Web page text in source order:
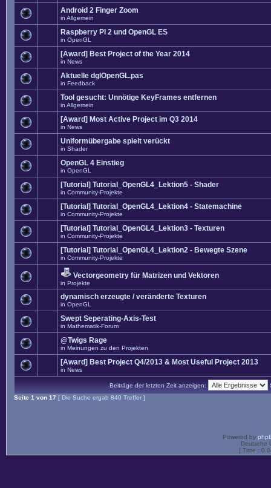
Android 2 Finger Zoom
in Allgemein
Raspberry PI 2 und OpenGL ES
in OpenGL
[Award] Best Project of the Year 2014
in News
Aktuelle dglOpenGL.pas
in Feedback
Tool gesucht: Unnötige KeyFrames entfernen
in Allgemein
[Award] Most Active Project im Q3 2014
in News
Uniformübergabe spielt verückt
in Shader
OpenGL 4 Einstieg
in OpenGL
[Tutorial] Tutorial_OpenGL4_Lektion5 - Shader
in Community-Projekte
[Tutorial] Tutorial_OpenGL4_Lektion4 - Statemachine
in Community-Projekte
[Tutorial] Tutorial_OpenGL4_Lektion3 - Texturen
in Community-Projekte
[Tutorial] Tutorial_OpenGL4_Lektion2 - Bewegte Szene
in Community-Projekte
Vectorgeometry für Matrizen und Vektoren
in Projekte
dynamisch erzeugte / veränderte Texturen
in OpenGL
Swept Seperating-Axis-Test
in Mathematik-Forum
@Twigs Rage
in Meinungen zu den Projekten
[Award] Best Project Q4/2013 & Most Useful Project 2013
in News
Beiträge der letzten Zeit anzeigen:
Seite 1 von 17 [ Die Suche ergab 840 Treffer ]
Powered by
Deutsche
[ Time :